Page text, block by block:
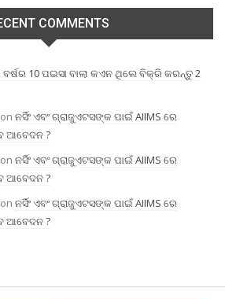
COMMENTS
ବର୍ଷର 10 ପଇସା ବାଲା କଏନ ଥିଲେ ବିକ୍ରି କରନ୍ତୁ 2
on ନର୍ସିଂ ଏବଂ ଗ୍ରାଜୁଏଟସଙ୍କ ପାଇଁ AIIMS ରେ
ଆବେଦନ ?
on ନର୍ସିଂ ଏବଂ ଗ୍ରାଜୁଏଟସଙ୍କ ପାଇଁ AIIMS ରେ
ଆବେଦନ ?
on ନର୍ସିଂ ଏବଂ ଗ୍ରାଜୁଏଟସଙ୍କ ପାଇଁ AIIMS ରେ
ଆବେଦନ ?